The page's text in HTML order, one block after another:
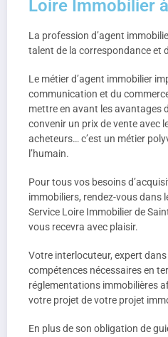
Loire Immobilier
La profession d’agent
talent de la correspondance et
Le métier d’agent immobilier
communication et du
mettre en avant les avantages
convenir un prix de vente avec
acheteurs… c’est un métier
l’humain.
Pour tous vos besoins
immobiliers, rendez-vous dans
Service Loire Immobilier de
vous recevra avec plaisir.
Votre interlocuteur, expert
compétences nécessaires en
réglementations immobilières
votre projet de votre projet
En plus de son obligation de